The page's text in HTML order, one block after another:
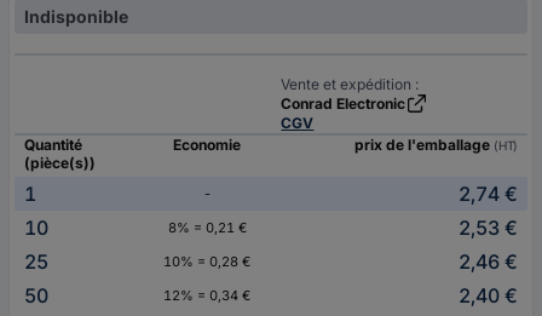
Indisponible
Vente et expédition :
Conrad Electronic
CGV
Quantité
(pièce(s))
Economie prix de l'emballage (HT)
1 -
2,74 €
10
8% = 0,21 €
2,53 €
25
10% = 0,28 €
2,46 €
50
12% = 0,34 €
2,40 €